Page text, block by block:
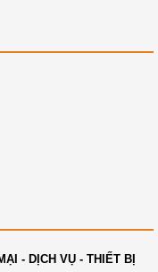
- DỊCH VỤ - THIẾT BỊ